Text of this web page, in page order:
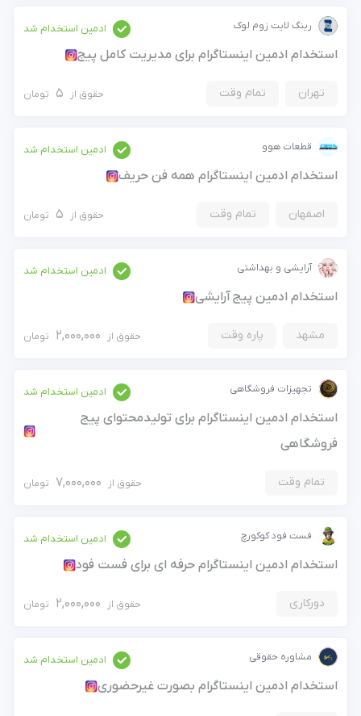
رینگ لایت زوم لوک ادمین استخدام شد
استخدام ادمین اینستاگرام برای مدیریت کامل پیج
تهران تمام وقت حقوق از 5 تومان
قطعات هوو ادمین استخدام شد
استخدام ادمین اینستاگرام همه فن حریف
اصفهان تمام وقت حقوق از 5 تومان
آرایشی و بهداشتی ادمین استخدام شد
استخدام ادمین پیج آرایشی
مشهد پاره وقت حقوق از 2,000,000 تومان
تجهیزات فروشگاهی ادمین استخدام شد
استخدام ادمین اینستاگرام برای تولیدمحتوای پیج
فروشگاهی
تمام وقت حقوق از 7,000,000 تومان
فست فود كوكورچ ادمین استخدام شد
استخدام ادمین اینستاگرام حرفه ای برای فست فود
دورکاری حقوق از 2,000,000 تومان
مشاوره حقوقی ادمین استخدام شد
استخدام ادمین اینستاگرام بصورت غیرحضوری
فرصت‌های شغلی
جدیدترین آگهی‌های استخدامی را ببینید
آگهی استخدام ادمین
جدیدترین آگهی‌های استخدامی را ببینید
ثبت آگهی
بزرگترین پیج ادمینی بزرگترین کانال ادمینی
بعد از ثبت شماره کد برای شما پیامک خواهد شد
ارسال کد